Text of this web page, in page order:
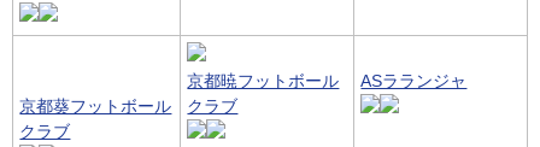
京都葵フットボール
クラブ
京都暁フットボール
クラブ
ASラランジャ